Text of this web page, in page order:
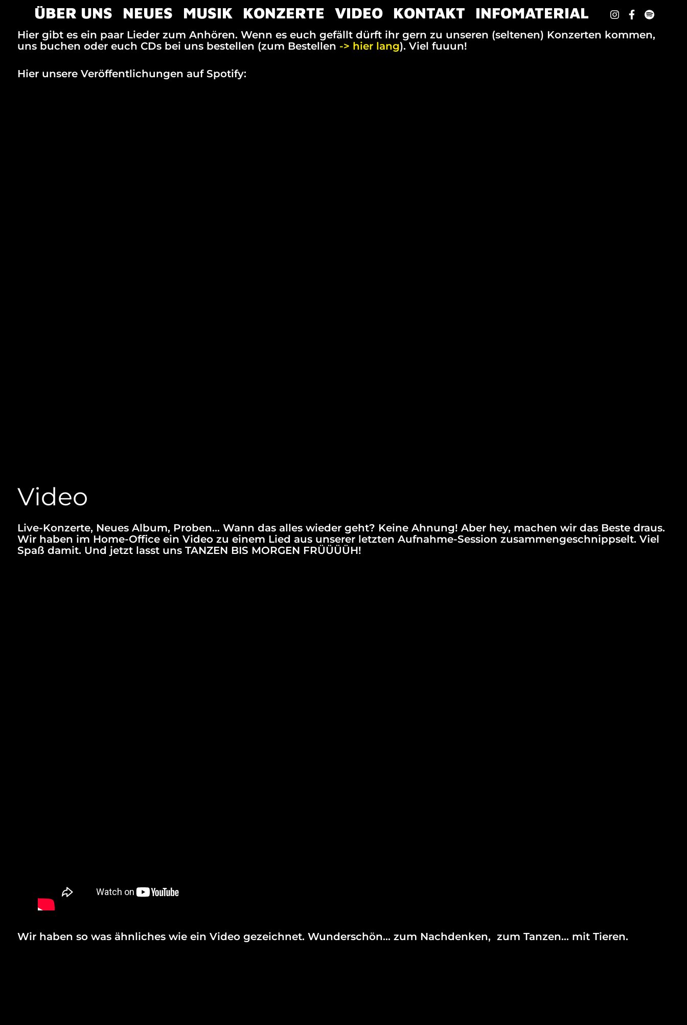
ÜBER UNS NEUES MUSIK KONZERTE VIDEO KONTAKT INFOMATERIAL
Hier gibt es ein paar Lieder zum Anhören. Wenn es euch gefällt dürft ihr gern zu unseren (seltenen) Konzerten kommen,
uns buchen oder euch CDs bei uns bestellen (zum Bestellen -> hier lang). Viel fuuun!
Hier unsere Veröffentlichungen auf Spotify:
Video
Live-Konzerte, Neues Album, Proben… Wann das alles wieder geht? Keine Ahnung! Aber hey, machen wir das Beste draus.
Wir haben im Home-Office ein Video zu einem Lied aus unserer letzten Aufnahme-Session zusammengeschnippselt. Viel
Spaß damit. Und jetzt lasst uns TANZEN BIS MORGEN FRÜÜÜÜH!
Wir haben so was ähnliches wie ein Video gezeichnet. Wunderschön… zum Nachdenken, zum Tanzen… mit Tieren.